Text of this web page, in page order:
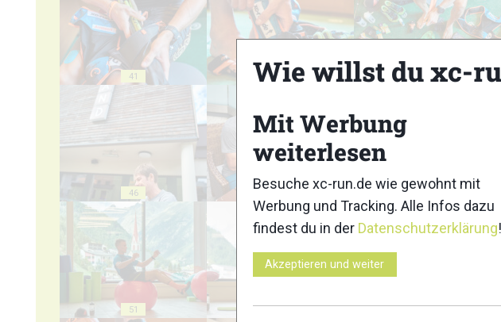
41 42 43
46
51 52 53
Wie willst du xc-
Mit Werbung
weiterlesen
Besuche xc-run.de wie gewohnt mit
Werbung und Tracking. Alle Infos dazu
findest du in der Datenschutzerklärung!
Akzeptieren und weiter